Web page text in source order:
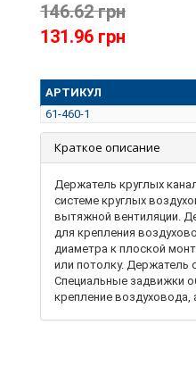
146.62 грн
131.96 грн
АРТИКУЛ
61-460-1
Краткое описание
Держатель круглых
системе круглых
вытяжной вентиляции.
для крепления
диаметра к плоской
или потолку. Держатель
Специальные задвижки
крепление